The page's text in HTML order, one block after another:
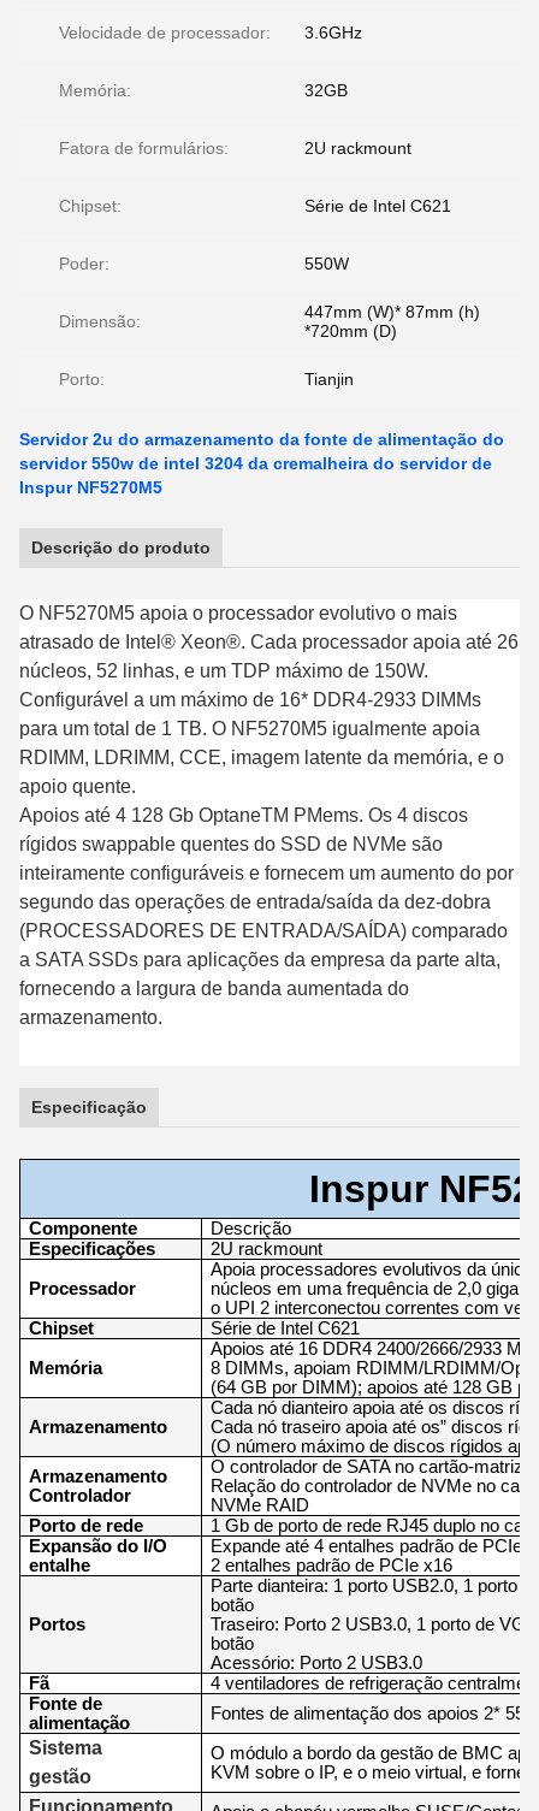
Velocidade de processador: 3.6GHz
Memória: 32GB
Fatora de formulários: 2U rackmount
Chipset: Série de Intel C621
Poder: 550W
Dimensão:
447mm (W)* 87mm (h)
*720mm (D)
Porto: Tianjin
Servidor 2u do armazenamento da fonte de alimentação do
servidor 550w de intel 3204 da cremalheira do servidor de
Inspur NF5270M5
Descrição do produto
O NF5270M5 apoia o processador evolutivo o mais
atrasado de Intel® Xeon®. Cada processador apoia até 26
núcleos, 52 linhas, e um TDP máximo de 150W.
Configurável a um máximo de 16* DDR4-2933 DIMMs
para um total de 1 TB. O NF5270M5 igualmente apoia
RDIMM, LDRIMM, CCE, imagem latente da memória, e o
apoio quente.
Apoios até 4 128 Gb OptaneTM PMems. Os 4 discos
rígidos swappable quentes do SSD de NVMe são
inteiramente configuráveis e fornecem um aumento do por
segundo das operações de entrada/saída da dez-dobra
(PROCESSADORES DE ENTRADA/SAÍDA) comparado
a SATA SSDs para aplicações da empresa da parte alta,
fornecendo a largura de banda aumentada do
armazenamento.
Especificação
Inspur
Componente
Descrição
Especificações
2U rackmount
Processador
Apoia processadores evolutivos da
núcleos em uma frequência de 2,0
o UPI 2 interconectou correntes com
Chipset
Série de Intel C621
Memória
Apoios até 16 DDR4 2400/2666/2933
8 DIMMs, apoiam RDIMM/LRDIMM/
(64 GB por DIMM); apoios até 128 GB
Armazenamento
Cada nó dianteiro apoia até os discos
Cada nó traseiro apoia até os” discos
(O número máximo de discos rígidos
Armazenamento
Controlador
O controlador de SATA no cartão-matriz,
Relação do controlador de NVMe no
NVMe RAID
Porto de rede
1 Gb de porto de rede RJ45 duplo no
Expansão do I/O
entalhe
Expande até 4 entalhes padrão de PCIe
2 entalhes padrão de PCIe x16
Portos
Parte dianteira: 1 porto USB2.0, 1 porto
botão
Traseiro: Porto 2 USB3.0, 1 porto de
botão
Acessório: Porto 2 USB3.0
Fã
4 ventiladores de refrigeração
Fonte de
alimentação
Fontes de alimentação dos apoios 2*
Sistema
gestão
O módulo a bordo da gestão de BMC
KVM sobre o IP, e o meio virtual, e
Funcionamento